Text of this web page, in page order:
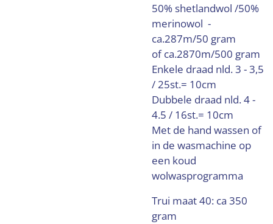
50% shetlandwol /50%
merinowol -
ca.287m/50 gram
of ca.2870m/500 gram
Enkele draad nld. 3 - 3,5
/ 25st.= 10cm
Dubbele draad nld. 4 -
4.5 / 16st.= 10cm
Met de hand wassen of
in de wasmachine op
een koud
wolwasprogramma
Trui maat 40: ca 350
gram